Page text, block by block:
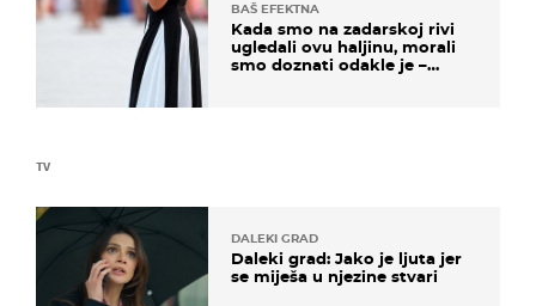
TV
DALEKI GRAD
Daleki grad: Jako je ljuta jer
se miješa u njezine stvari
BAŠ EFEKTNA
Kada smo na zadarskoj rivi
ugledali ovu haljinu, morali
smo doznati odakle je –